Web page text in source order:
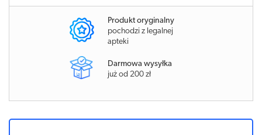
Produkt oryginalny
pochodzi z legalnej
apteki
Darmowa wysyłka
już od 200 zł